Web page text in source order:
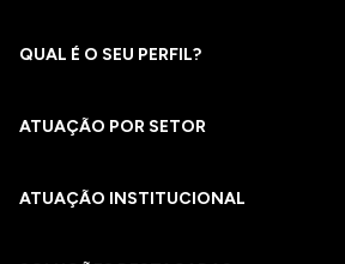
QUAL É O SEU PERFIL?
ATUAÇÃO POR SETOR
ATUAÇÃO INSTITUCIONAL